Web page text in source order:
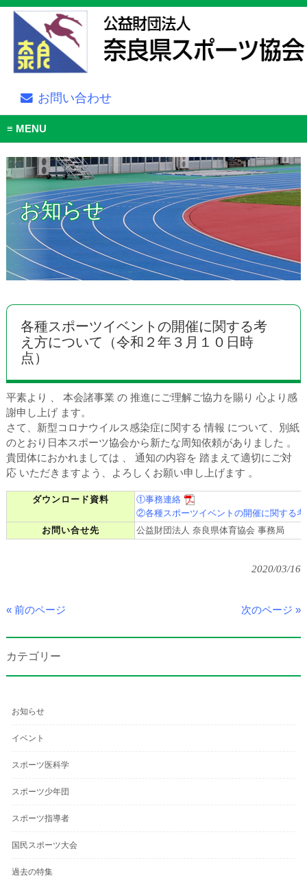
お問い合わせ
MENU
お知らせ
各種スポーツイベントの開催に関する考
え方について（令和２年３月１０日時
点）
平素より 、 本会諸事業 の 推進にご理解ご協力を賜り 心より感
謝申し上げ ます。
さて、新型コロナウイルス感染症に関する 情報 について、別紙
のとおり日本スポーツ協会から新たな周知依頼がありました 。
貴団体におかれましては 、 通知の内容を 踏まえて適切にご対
応 いただきますよう、よろしくお願い申し上げます 。
ダウンロード資料
①事務連絡
②各種スポーツイベントの開催に関する
お問い合せ先
公益財団法人 奈良県体育協会 事務局
2020/03/16
« 前のページ 次のページ »
カテゴリー
お知らせ
イベント
スポーツ医科学
スポーツ少年団
スポーツ指導者
国民スポーツ大会
過去の特集